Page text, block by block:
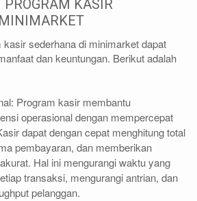
KASIR
sederhana di minimarket dapat
dan keuntungan. Berikut adalah
Program kasir membantu
operasional dengan mempercepat
dapat dengan cepat menghitung total
pembayaran, dan memberikan
Hal ini mengurangi waktu yang
transaksi, mengurangi antrian, dan
pelanggan.